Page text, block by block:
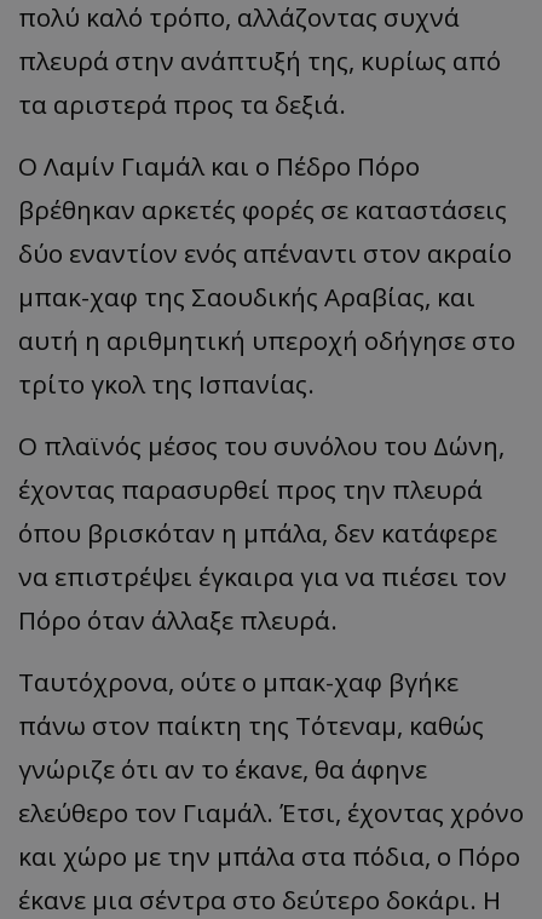
πολύ καλό τρόπο, αλλάζοντας συχνά
πλευρά στην ανάπτυξή της, κυρίως από
τα αριστερά προς τα δεξιά.
Ο Λαμίν Γιαμάλ και ο Πέδρο Πόρο
βρέθηκαν αρκετές φορές σε καταστάσεις
δύο εναντίον ενός απέναντι στον ακραίο
μπακ-χαφ της Σαουδικής Αραβίας, και
αυτή η αριθμητική υπεροχή οδήγησε στο
τρίτο γκολ της Ισπανίας.
Ο πλαϊνός μέσος του συνόλου του Δώνη,
έχοντας παρασυρθεί προς την πλευρά
όπου βρισκόταν η μπάλα, δεν κατάφερε
να επιστρέψει έγκαιρα για να πιέσει τον
Πόρο όταν άλλαξε πλευρά.
Ταυτόχρονα, ούτε ο μπακ-χαφ βγήκε
πάνω στον παίκτη της Τότεναμ, καθώς
γνώριζε ότι αν το έκανε, θα άφηνε
ελεύθερο τον Γιαμάλ. Έτσι, έχοντας χρόνο
και χώρο με την μπάλα στα πόδια, ο Πόρο
έκανε μια σέντρα στο δεύτερο δοκάρι. Η